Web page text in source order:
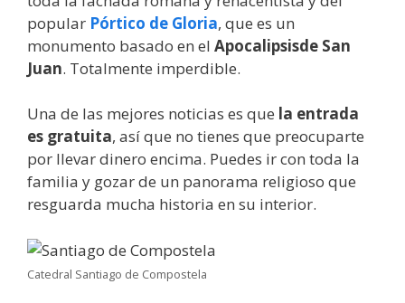
popular Pórtico de Gloria, que es un
monumento basado en el Apocalipsisde San
Juan. Totalmente imperdible.
Una de las mejores noticias es que la entrada
es gratuita, así que no tienes que preocuparte
por llevar dinero encima. Puedes ir con toda la
familia y gozar de un panorama religioso que
resguarda mucha historia en su interior.
Catedral Santiago de Compostela